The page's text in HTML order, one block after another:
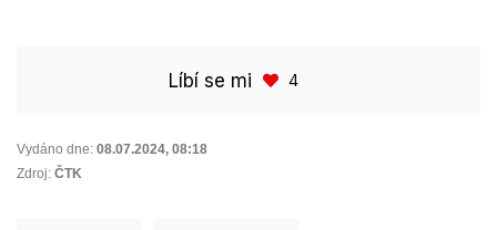
Líbí se mi 4
Vydáno dne: 08.07.2024, 08:18
Zdroj: ČTK